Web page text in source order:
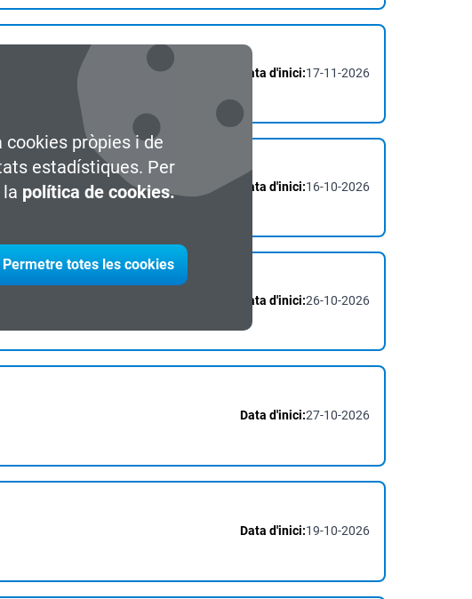
pròpies i de
estadístiques. Per
política de cookies.
Permetre totes les cookies
Data d'inici:17-11-2026
Data d'inici:16-10-2026
Data d'inici:26-10-2026
Data d'inici:27-10-2026
Data d'inici:19-10-2026